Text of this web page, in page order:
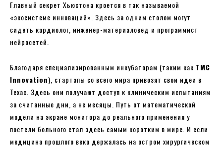
Главный секрет Хьюстона кроется в так называемой
«экосистеме инноваций». Здесь за одним столом могут
сидеть кардиолог, инженер-материаловед и программист
нейросетей.
Благодаря специализированным инкубаторам (таким как TMC
Innovation), стартапы со всего мира привозят свои идеи в
Техас. Здесь они получают доступ к клиническим испытаниям
за считанные дни, а не месяцы. Путь от математической
модели на экране монитора до реального применения у
постели больного стал здесь самым коротким в мире. И если
медицина прошлого века держалась на остром хирургическом